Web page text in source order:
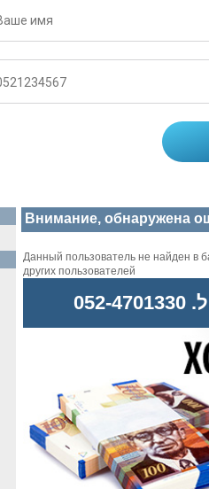
Внимание, обнаружена
Данный пользователь не найден в
других пользователей